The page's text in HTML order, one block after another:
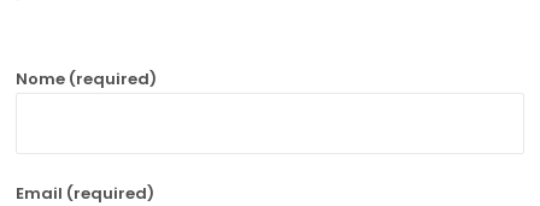
Nome (required)
Email (required)